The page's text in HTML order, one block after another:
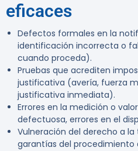
eficaces
Defectos formales en la
identificación incorrecta o
cuando proceda).
Pruebas que acrediten
justificativa (avería, fuerza
justificativa inmediata).
Errores en la medición o
defectuosa, errores en el
Vulneración del derecho a
garantías del procedimiento